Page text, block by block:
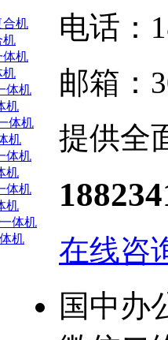
机
机
机
机
机
机
机
电话：
邮箱：
提供全
在线咨
国中办